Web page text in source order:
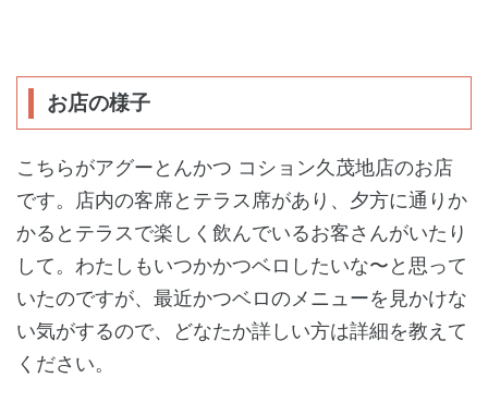
お店の様子
こちらがアグーとんかつ コション久茂地店のお店
です。店内の客席とテラス席があり、夕方に通りか
かるとテラスで楽しく飲んでいるお客さんがいたり
して。わたしもいつかかつベロしたいな〜と思って
いたのですが、最近かつベロのメニューを見かけな
い気がするので、どなたか詳しい方は詳細を教えて
ください。